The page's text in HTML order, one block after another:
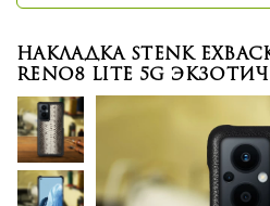
Накладка Stenk
Reno8 Lite 5G